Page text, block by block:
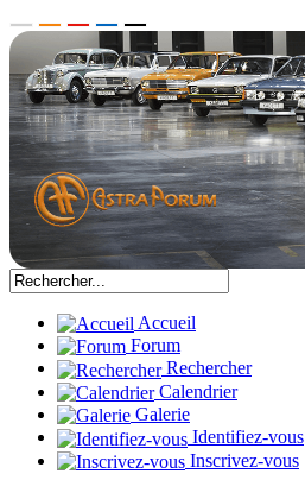
Accueil
Forum
Rechercher
Calendrier
Galerie
Identifiez-vous
Inscrivez-vous